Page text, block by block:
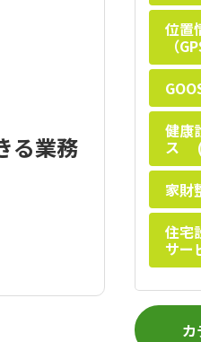
る業務
位置
（
健康
ス
家財
住宅
サー